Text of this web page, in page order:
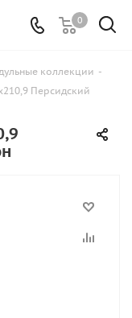
0
коллекции -
Персидский